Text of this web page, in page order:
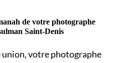
de votre photographe
Saint-Denis
votre photographe